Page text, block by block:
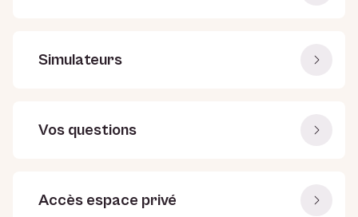
Simulateurs
Vos questions
Accès espace privé